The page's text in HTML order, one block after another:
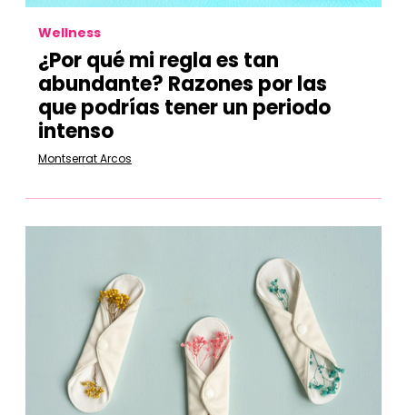
Wellness
¿Por qué mi regla es tan
abundante? Razones por las
que podrías tener un periodo
intenso
Montserrat Arcos